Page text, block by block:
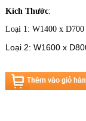
Kích Thước:
Loại 1: W1400 x
Loại 2: W1600 x D8